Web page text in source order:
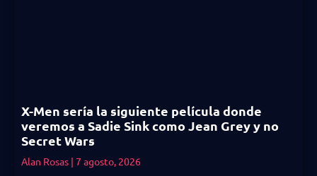
X-Men sería la siguiente película donde
veremos a Sadie Sink como Jean Grey y no
Secret Wars
Alan Rosas 7 agosto, 2026